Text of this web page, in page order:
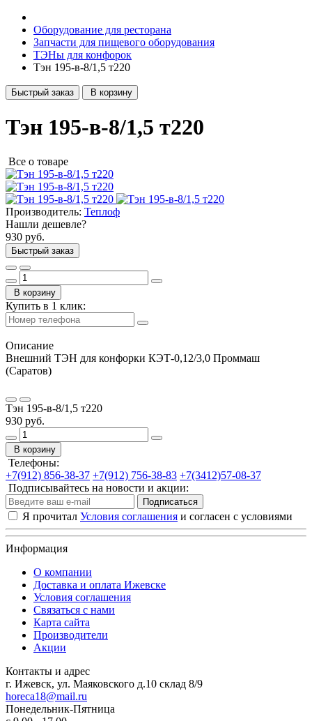
Оборудование для ресторана
Запчасти для пищевого оборудования
ТЭНы для конфорок
Тэн 195-в-8/1,5 т220
Быстрый заказ В корзину
Тэн 195-в-8/1,5 т220
Все о товаре
Производитель: Теплоф
Нашли дешевле?
930 руб.
Быстрый заказ
В корзину
Купить в 1 клик:
Описание
Внешний ТЭН для конфорки КЭТ-0,12/3,0 Проммаш
(Саратов)
Тэн 195-в-8/1,5 т220
930 руб.
В корзину
Телефоны:
+7(912) 856-38-37 +7(912) 756-38-83 +7(3412)57-08-37
Подписывайтесь на новости и акции:
Подписаться
Я прочитал Условия соглашения и согласен с условиями
Информация
О компании
Доставка и оплата Ижевске
Условия соглашения
Связаться с нами
Карта сайта
Производители
Акции
Контакты и адрес
г. Ижевск, ул. Маяковского д.10 склад 8/9
horeca18@mail.ru
Понедельник-Пятница